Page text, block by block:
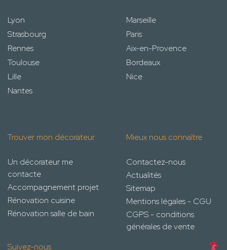
Lyon
Marseille
Strasbourg
Paris
Rennes
Aix-en-Provence
Toulouse
Bordeaux
Lille
Nice
Nantes
Trouver mon décorateur
Un décorateur me
contacte
Accompagnement projet
Rénovation cuisine
Rénovation salle de bain
Mieux nous connaître
Contactez-nous
Actualités
Sitemap
Mentions légales - CGU
CGPS - conditions
générales de vente
Suivez-nous